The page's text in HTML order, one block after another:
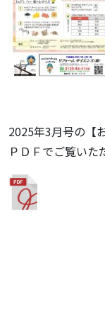
2025年3月号の【
ＰＤＦでご覧いた